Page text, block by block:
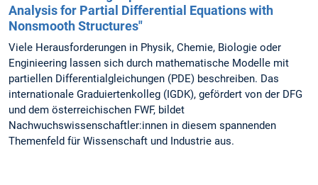
Analysis for Partial Differential Equations with
Nonsmooth Structures"
Viele Herausforderungen in Physik, Chemie, Biologie oder
Enginieering lassen sich durch mathematische Modelle mit
partiellen Differentialgleichungen (PDE) beschreiben. Das
internationale Graduiertenkolleg (IGDK), gefördert von der DFG
und dem österreichischen FWF, bildet
Nachwuchswissenschaftler:innen in diesem spannenden
Themenfeld für Wissenschaft und Industrie aus.